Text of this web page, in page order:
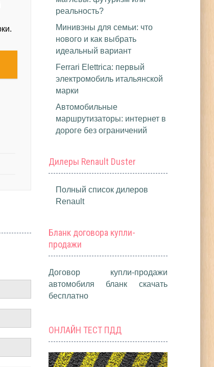
реальность?
Минивэны для семьи: что
нового и как выбрать
идеальный вариант
Ferrari Elettrica: первый
электромобиль итальянской
марки
Автомобильные
маршрутизаторы: интернет в
дороге без ограничений
Дилеры Renault Duster
Полный список дилеров
Renault
Бланк договора купли-
продажи
Договор купли-продажи
автомобиля бланк скачать
бесплатно
ОНЛАЙН ТЕСТ ПДД